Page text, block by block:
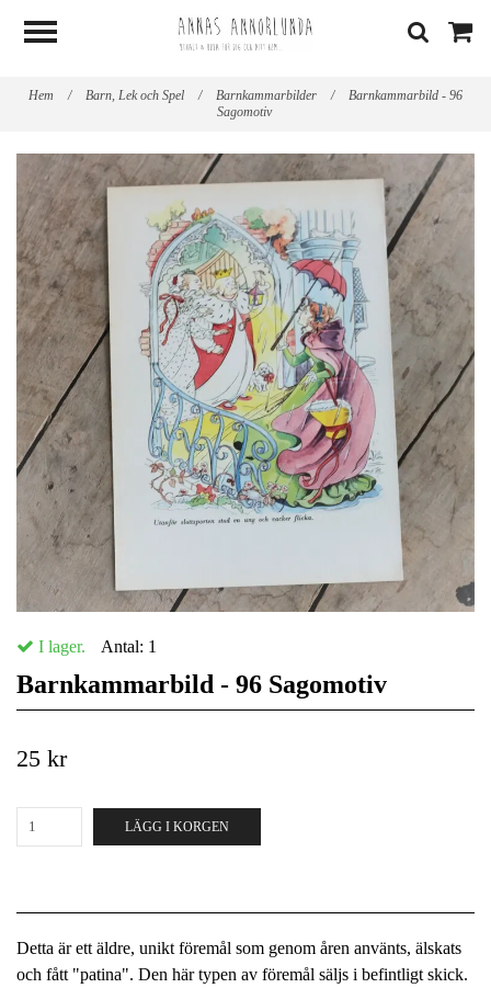
Hem / Barn, Lek och Spel / Barnkammarbilder /
Barnkammarbild - 96
Sagomotiv
I lager. Antal: 1
Barnkammarbild - 96 Sagomotiv
25 kr
LÄGG I KORGEN
Detta är ett äldre, unikt föremål som genom åren använts, älskats
och fått "patina". Den här typen av föremål säljs i befintligt skick.